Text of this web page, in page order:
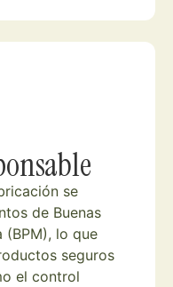
se
de Buenas
(BPM), lo que
seguros
el control